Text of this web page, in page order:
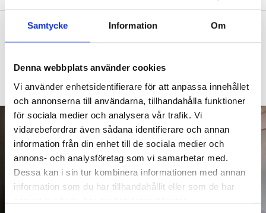
Samtycke Information Om
Denna webbplats använder cookies
Vi använder enhetsidentifierare för att anpassa innehållet
och annonserna till användarna, tillhandahålla funktioner
för sociala medier och analysera vår trafik. Vi
vidarebefordrar även sådana identifierare och annan
information från din enhet till de sociala medier och
annons- och analysföretag som vi samarbetar med.
Dessa kan i sin tur kombinera informationen med annan
information som du har tillhandahållit eller som de har
samlat in när du har använt deras tjänster.
Diagnoserna: ”Vi bör sluta sätta
etiketter på barn”
DEBATT Så arbetar läraren för social och